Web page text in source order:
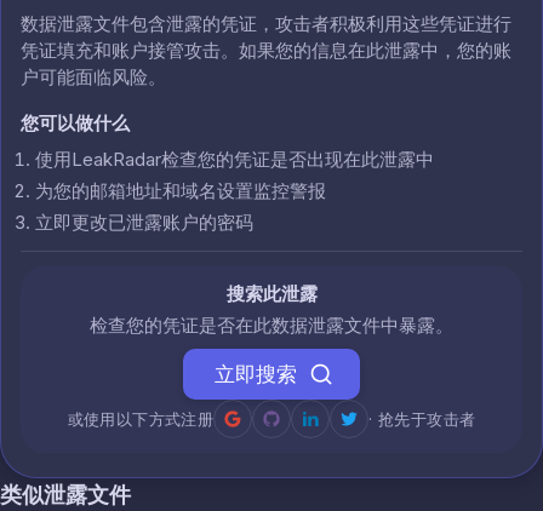
数据泄露文件包含泄露的凭证，攻击者积极利用这些凭证进行
凭证填充和账户接管攻击。如果您的信息在此泄露中，您的账
户可能面临风险。
您可以做什么
使用LeakRadar检查您的凭证是否出现在此泄露中
为您的邮箱地址和域名设置监控警报
立即更改已泄露账户的密码
搜索此泄露
检查您的凭证是否在此数据泄露文件中暴露。
立即搜索
或使用以下方式注册 · 抢先于攻击者
类似泄露文件